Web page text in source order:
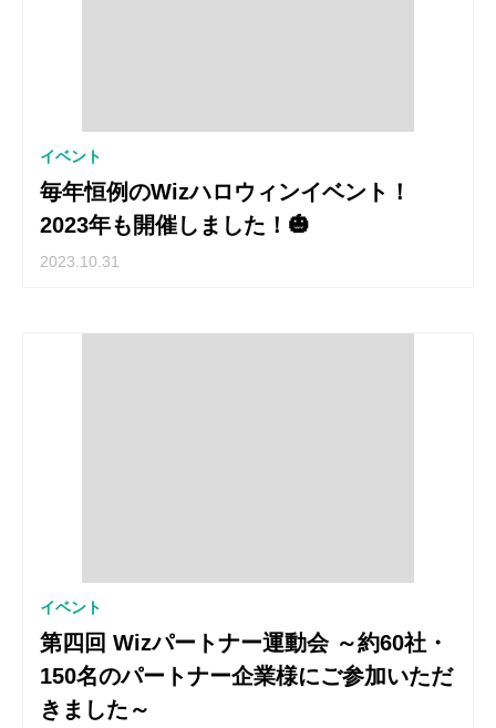
イベント
毎年恒例のWizハロウィンイベント！
2023年も開催しました！🎃
2023.10.31
イベント
第四回 Wizパートナー運動会 ～約60社・
150名のパートナー企業様にご参加いただ
きました～